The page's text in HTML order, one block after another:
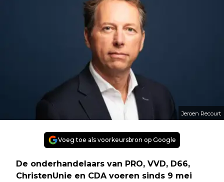
Jeroen Recourt
Voeg toe als voorkeursbron op Google
De onderhandelaars van PRO, VVD, D66,
ChristenUnie en CDA voeren sinds 9 mei